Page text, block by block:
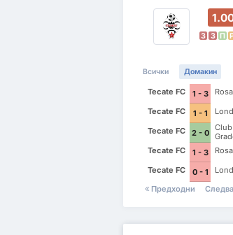
З З П
Всички Домакин
Tecate FC 1 - 3
Tecate FC
1 - 1
Tecate FC
2 - 0
Tecate FC
1 - 3
Tecate FC
0 - 1
Предходни